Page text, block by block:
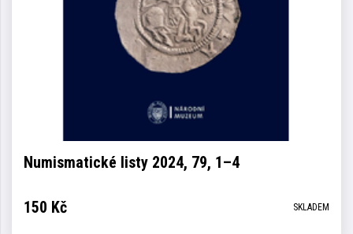
Numismatické listy 2024, 79, 1–4
150 Kč SKLADEM